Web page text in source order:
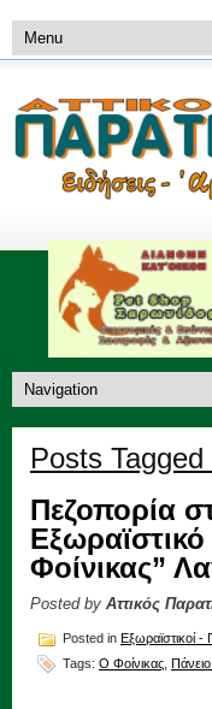
Posts Tagged
Πεζοπορία
Φοίνικας”
Posted by Αττικός
Posted in Εξωραϊστικοί -
Tags: Ο Φοίνικας